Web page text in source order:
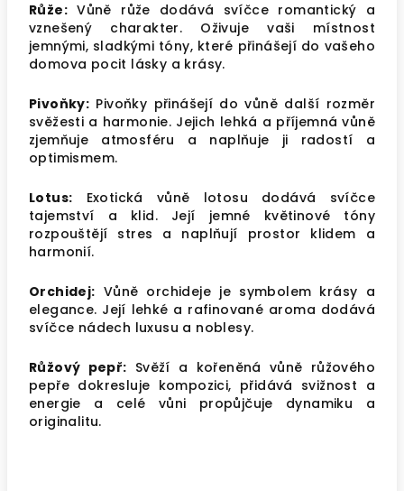
Růže: Vůně růže dodává svíčce romantický a
vznešený charakter. Oživuje vaši místnost
jemnými, sladkými tóny, které přinášejí do vašeho
domova pocit lásky a krásy.
Pivoňky: Pivoňky přinášejí do vůně další rozměr
svěžesti a harmonie. Jejich lehká a příjemná vůně
zjemňuje atmosféru a naplňuje ji radostí a
optimismem.
Lotus: Exotická vůně lotosu dodává svíčce
tajemství a klid. Její jemné květinové tóny
rozpouštějí stres a naplňují prostor klidem a
harmonií.
Orchidej: Vůně orchideje je symbolem krásy a
elegance. Její lehké a rafinované aroma dodává
svíčce nádech luxusu a noblesy.
Růžový pepř: Svěží a kořeněná vůně růžového
pepře dokresluje kompozici, přidává svižnost a
energie a celé vůni propůjčuje dynamiku a
originalitu.